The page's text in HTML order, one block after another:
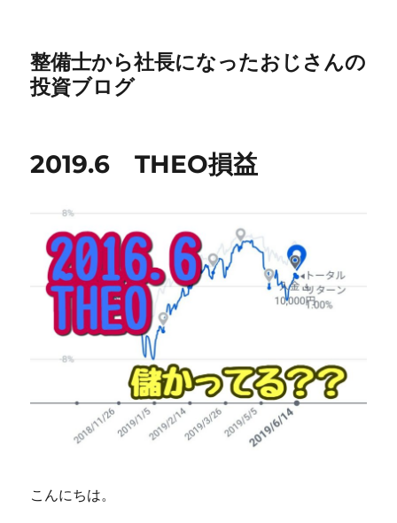
整備士から社長になったおじさんの
投資ブログ
2019.6 THEO損益
こんにちは。